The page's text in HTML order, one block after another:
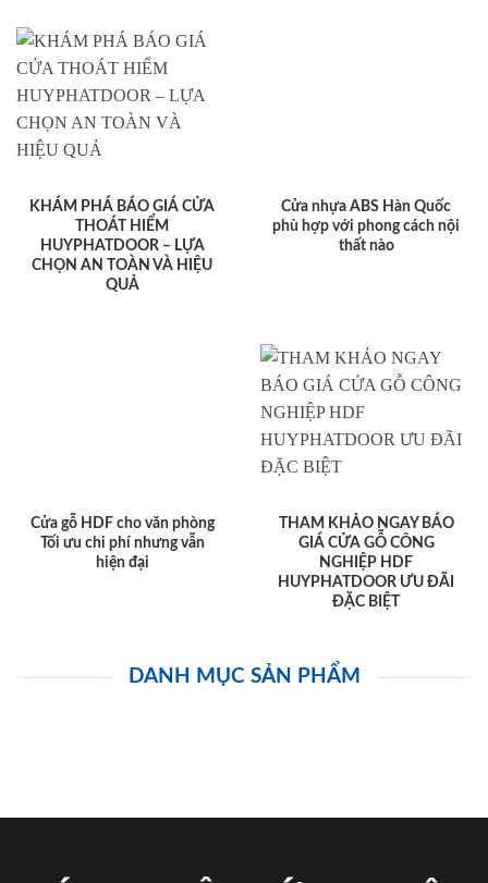
KHÁM PHÁ BÁO GIÁ CỬA
THOÁT HIỂM
HUYPHATDOOR – LỰA
CHỌN AN TOÀN VÀ HIỆU
QUẢ
Cửa nhựa ABS Hàn Quốc
phù hợp với phong cách nội
thất nào
Cửa gỗ HDF cho văn phòng
Tối ưu chi phí nhưng vẫn
hiện đại
THAM KHẢO NGAY BÁO
GIÁ CỬA GỖ CÔNG
NGHIỆP HDF
HUYPHATDOOR ƯU ĐÃI
ĐẶC BIỆT
DANH MỤC SẢN PHẨM